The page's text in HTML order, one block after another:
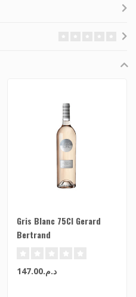
Gris Blanc 75Cl Gerard
Bertrand
د.م.147.00